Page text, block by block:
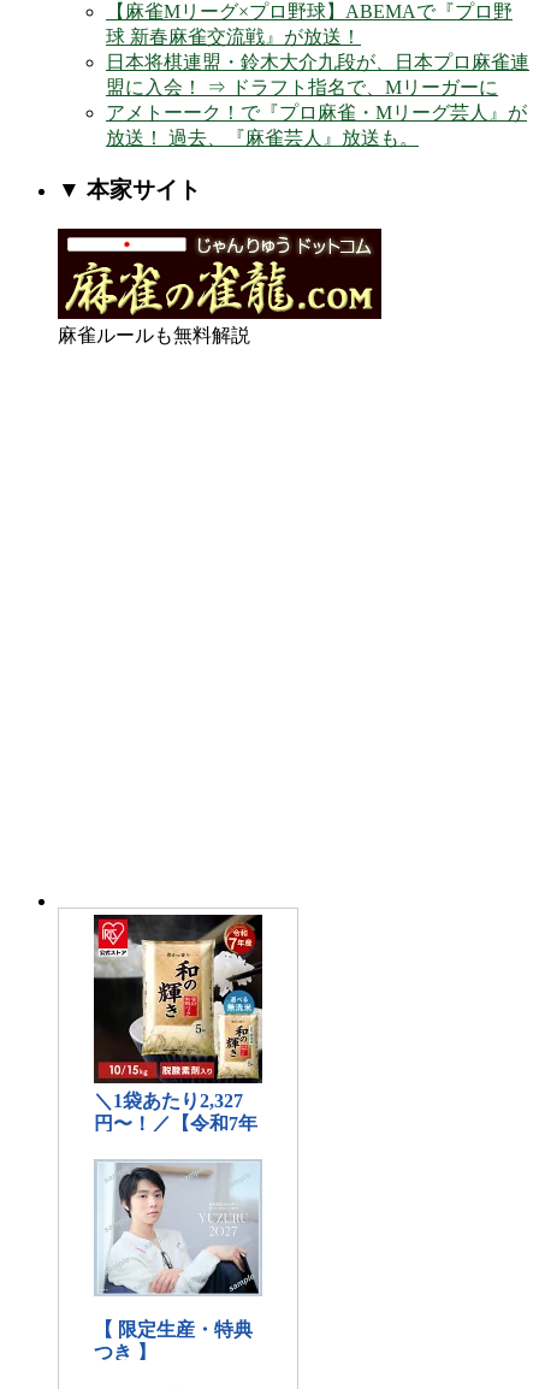
【麻雀Mリーグ×プロ野球】ABEMAで『プロ野
球 新春麻雀交流戦』が放送！
日本将棋連盟・鈴木大介九段が、日本プロ麻雀連
盟に入会！ ⇒ ドラフト指名で、Mリーガーに
アメトーーク！で『プロ麻雀・Mリーグ芸人』が
放送！ 過去、『麻雀芸人』放送も。
▼ 本家サイト
麻雀ルールも無料解説